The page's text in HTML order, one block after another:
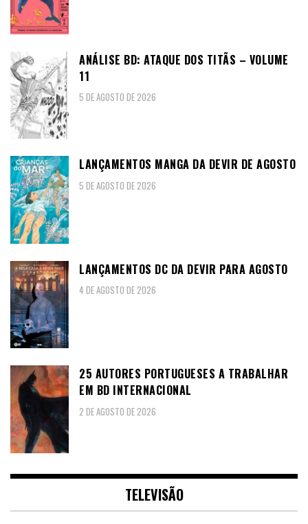
ANÁLISE BD: ATAQUE DOS TITÃS – VOLUME
11
5 DE AGOSTO DE 2026
LANÇAMENTOS MANGA DA DEVIR DE AGOSTO
5 DE AGOSTO DE 2026
LANÇAMENTOS DC DA DEVIR PARA AGOSTO
4 DE AGOSTO DE 2026
25 AUTORES PORTUGUESES A TRABALHAR
EM BD INTERNACIONAL
2 DE AGOSTO DE 2026
TELEVISÃO